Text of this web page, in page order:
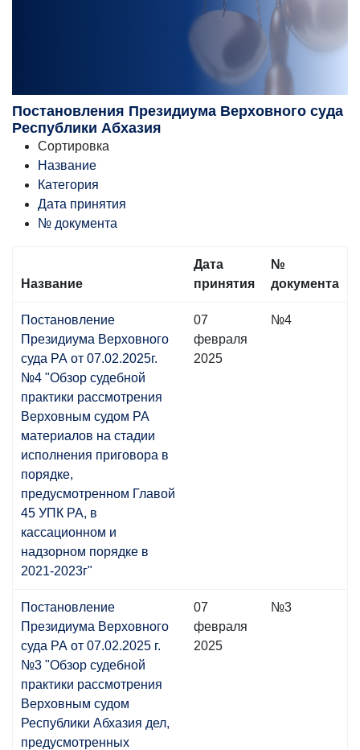
Постановления Президиума Верховного суда
Республики Абхазия
Сортировка
Название
Категория
Дата принятия
№ документа
Название
Дата
принятия
№
документа
Постановление
Президиума Верховного
суда РА от 07.02.2025г.
№4 "Обзор судебной
практики рассмотрения
Верховным судом РА
материалов на стадии
исполнения приговора в
порядке,
предусмотренном Главой
45 УПК РА, в
кассационном и
надзорном порядке в
2021-2023г"
07
февраля
2025
№4
Постановление
Президиума Верховного
суда РА от 07.02.2025 г.
№3 "Обзор судебной
практики рассмотрения
Верховным судом
Республики Абхазия дел,
предусмотренных
07
февраля
2025
№3